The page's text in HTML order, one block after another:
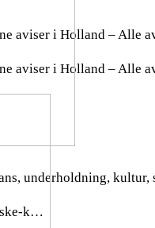
aviser i Holland –
aviser i Holland –
underholdning,
k…